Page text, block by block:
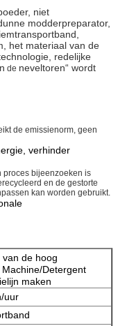
niet
modderpreparator,
het materiaal van de
redelijke
de neveltoren“ wordt
de emissienorm, geen
verhinder
proces bijeenzoeken is
en de gestorte
kan worden gebruikt.
van de hoog
Detergent
maken
uur